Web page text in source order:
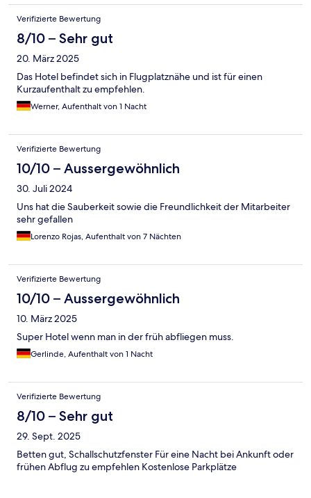
Verifizierte Bewertung
8/10 – Sehr gut
20. März 2025
Das Hotel befindet sich in Flugplatznähe und ist für einen
Kurzaufenthalt zu empfehlen.
Werner, Aufenthalt von 1 Nacht
Verifizierte Bewertung
10/10 – Aussergewöhnlich
30. Juli 2024
Uns hat die Sauberkeit sowie die Freundlichkeit der Mitarbeiter
sehr gefallen
Lorenzo Rojas, Aufenthalt von 7 Nächten
Verifizierte Bewertung
10/10 – Aussergewöhnlich
10. März 2025
Super Hotel wenn man in der früh abfliegen muss.
Gerlinde, Aufenthalt von 1 Nacht
Verifizierte Bewertung
8/10 – Sehr gut
29. Sept. 2025
Betten gut, Schallschutzfenster Für eine Nacht bei Ankunft oder
frühen Abflug zu empfehlen Kostenlose Parkplätze